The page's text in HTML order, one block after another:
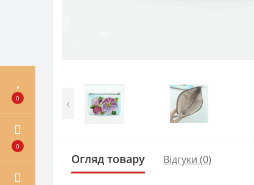
0
0
‹
Огляд товару Відгуки (0)